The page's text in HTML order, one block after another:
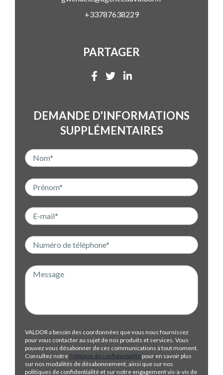
+33787638229
PARTAGER
DEMANDE D'INFORMATIONS
SUPPLÉMENTAIRES
VALDOR a besoin des coordonnées que vous nous fournissez
pour vous contacter au sujet de nos produits et services. Vous
pouvez vous désabonner de ces communications à tout moment.
Consultez notre Politique de confidentialité pour en savoir plus
sur nos modalités de désabonnement, ainsi que sur nos
politiques de confidentialité et sur notre engagement vis-à-vis de